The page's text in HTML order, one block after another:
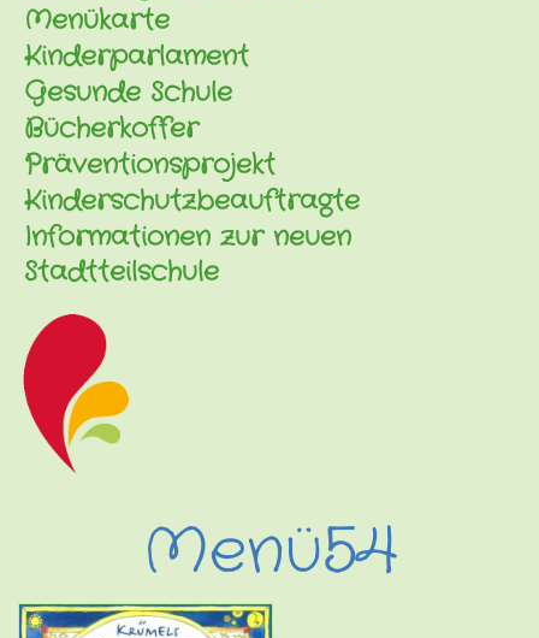
Menükarte
Kinderparlament
Gesunde Schule
Bücherkoffer
Präventionsprojekt
Kinderschutzbeauftragte
Informationen zur neuen
Stadtteilschule
Menü54